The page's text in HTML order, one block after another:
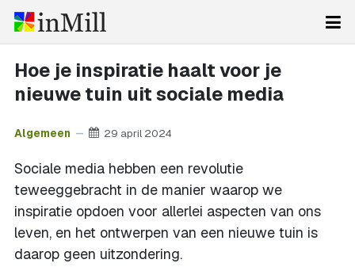
Hoe je inspiratie haalt voor je
nieuwe tuin uit sociale media
Algemeen 29 april 2024
Sociale media hebben een revolutie
teweeggebracht in de manier waarop we
inspiratie opdoen voor allerlei aspecten van ons
leven, en het ontwerpen van een nieuwe tuin is
daarop geen uitzondering.